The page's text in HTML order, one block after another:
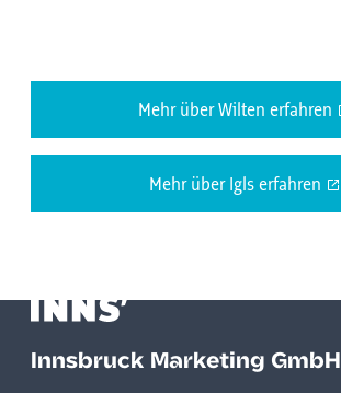
Mehr über Wilten erfahren
Mehr über Igls erfahren
Innsbruck Marketing GmbH